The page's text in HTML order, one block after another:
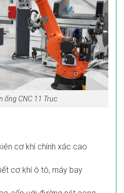
ống CNC 11 Trục
cơ khí chính xác cao
cơ khí ô tô, máy bay